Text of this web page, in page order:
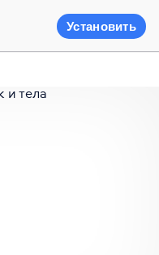
Установить